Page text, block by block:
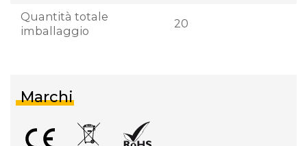
Quantità totale
imballaggio
20
Marchi